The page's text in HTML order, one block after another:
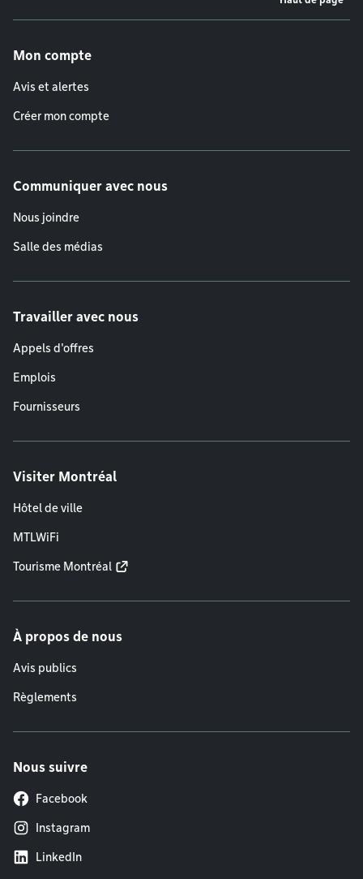
Mon compte
Avis et alertes
Créer mon compte
Communiquer avec nous
Nous joindre
Salle des médias
Travailler avec nous
Appels d'offres
Emplois
Fournisseurs
Visiter Montréal
Hôtel de ville
MTLWiFi
Tourisme Montréal
À propos de nous
Avis publics
Règlements
Nous suivre
Facebook
Instagram
LinkedIn